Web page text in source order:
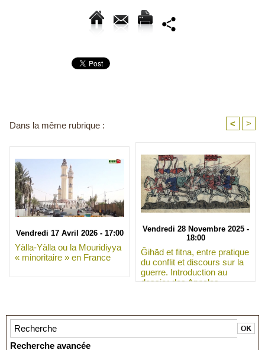
Dans la même rubrique : < >
Vendredi 17 Avril 2026 - 17:00
Yàlla-Yàlla ou la Mouridiyya
« minoritaire » en France
Vendredi 28 Novembre 2025 -
18:00
Ǧihād et fitna, entre pratique
du conflit et discours sur la
guerre. Introduction au
dossier des Annales
Recherche avancée